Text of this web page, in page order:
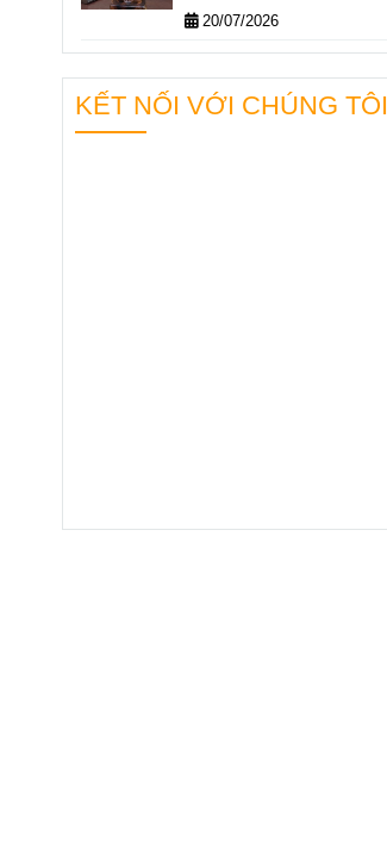
Không gian nào giúp
hiệu quả nhất?
20/07/2026
KẾT NỐI VỚI CHÚNG TÔI